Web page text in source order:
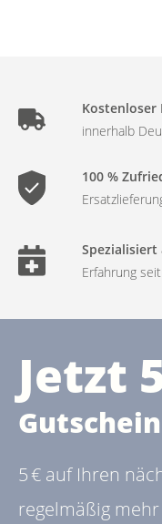
Kostenloser
innerhalb
100 %
Erfahrung
Jetzt
5 € auf Ihren
regelmäßig